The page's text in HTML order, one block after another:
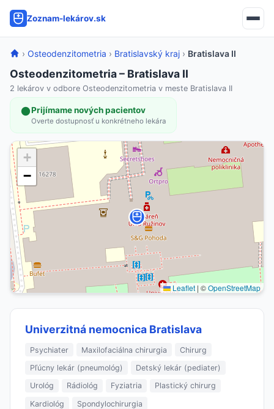
Zoznam-lekárov.sk
› Osteodenzitometria › Bratislavský kraj › Bratislava II
Osteodenzitometria – Bratislava II
2 lekárov v odbore Osteodenzitometria v meste Bratislava II
Prijímame nových pacientov
Overte dostupnosť u konkrétneho lekára
+
−
Leaflet | ©OpenStreetMap
Univerzitná nemocnica Bratislava
Psychiater Maxilofaciálna chirurgia
Chirurg
Pľúcny lekár (pneumológ)
Detský lekár (pediater)
Urológ
Rádiológ Fyziatria
Plastický chirurg
Kardiológ
Spondylochirurgia